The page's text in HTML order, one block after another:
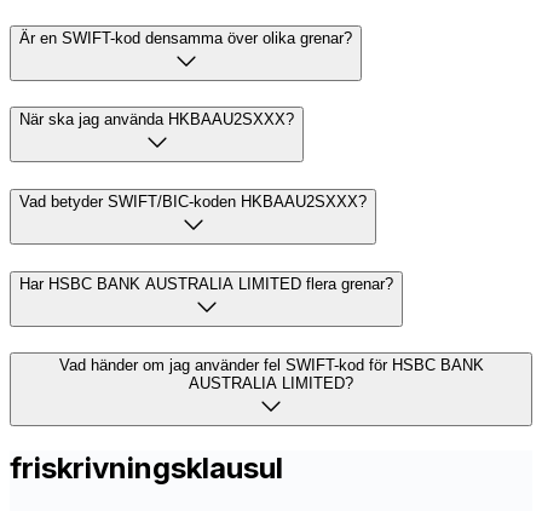
Är en SWIFT-kod densamma över olika grenar?
När ska jag använda HKBAAU2SXXX?
Vad betyder SWIFT/BIC-koden HKBAAU2SXXX?
Har HSBC BANK AUSTRALIA LIMITED flera grenar?
Vad händer om jag använder fel SWIFT-kod för HSBC BANK
AUSTRALIA LIMITED?
friskrivningsklausul